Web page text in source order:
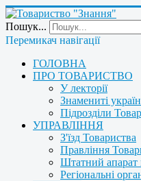
Пошук...
Перемикач навігації
ГОЛОВНА
ПРО ТОВАРИСТВО
У лекторії
Знамениті
Підрозділи
УПРАВЛІННЯ
З'їзд Товариства
Правління
Штатний апарат
Регіональні